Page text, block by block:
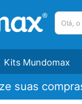
Kits Mundomax
suas